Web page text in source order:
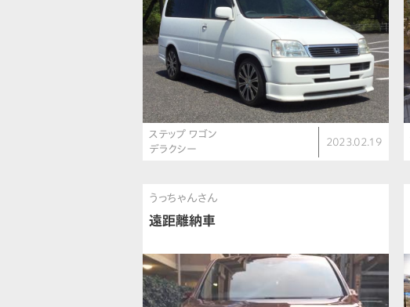
ステップ ワゴン
デラクシー
2023.02.19
うっちゃんさん
遠距離納車